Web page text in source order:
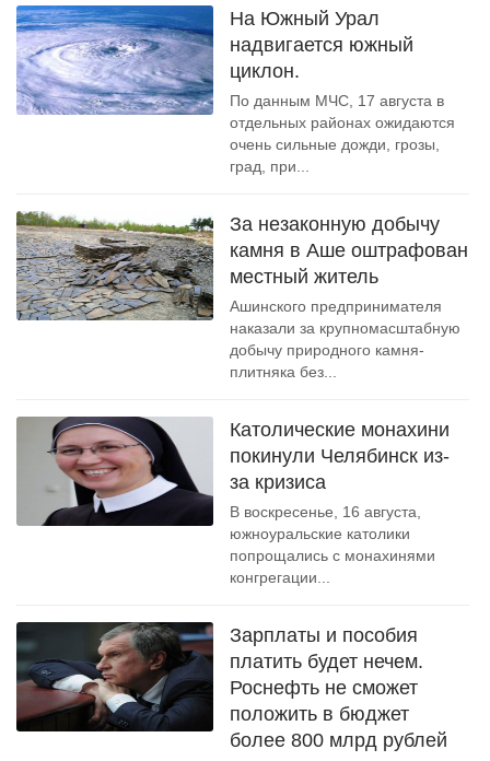
На Южный Урал
надвигается южный
циклон.
По данным МЧС, 17 августа в
отдельных районах ожидаются
очень сильные дожди, грозы,
град, при...
За незаконную добычу
камня в Аше оштрафован
местный житель
Ашинского предпринимателя
наказали за крупномасштабную
добычу природного камня-
плитняка без...
Католические монахини
покинули Челябинск из-
за кризиса
В воскресенье, 16 августа,
южноуральские католики
попрощались с монахинями
конгрегации...
Зарплаты и пособия
платить будет нечем.
Роснефть не сможет
положить в бюджет
более 800 млрд рублей